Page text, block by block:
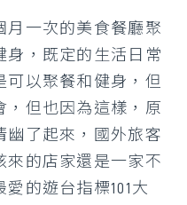
月一次的美食餐廳聚
身，既定的生活日常
可以聚餐和健身，但
，但也因為這樣，原
幽了起來，國外旅客
來的店家還是一家不
的遊台指標101大